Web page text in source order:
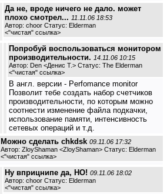
Да не, вроде ничего не дало. может
плохо смотрел... 11.11.06 18:53
Автор: choor Статус: Elderman
<"чистая" ссылка>
Попробуй воспользоваться монитором
производительности. 14.11.06 10:15
Автор: Den <Денис Т.> Статус: The Elderman
<"чистая" ссылка>
В англ. версии - Perfomance monitor
Позволит тебе создать набор счетчиков
производительности, по которым можно
соотнести изменение файла подкачки,
использование памяти, интенсивность
сетевых операций и т.д.
Можно сделать chkdsk 09.11.06 17:32
Автор: ZloyShaman <ZloyShaman> Статус: Elderman
<"чистая" ссылка>
Ну вприцнипе да, НО! 09.11.06 18:02
Автор: choor Статус: Elderman
<"чистая" ссылка>